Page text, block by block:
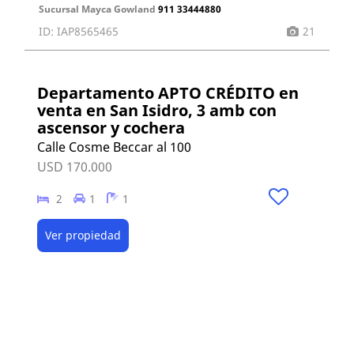
Sucursal Mayca Gowland911 33444880
ID: IAP8565465 21
Departamento APTO CRÉDITO en
venta en San Isidro, 3 amb con
ascensor y cochera
Calle Cosme Beccar al 100
USD 170.000
2 1 1
Ver propiedad